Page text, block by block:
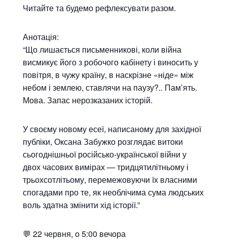
Читайте та будемо рефлексувати разом.
Анотація:
“Що лишається письменникові, коли війна
висмикує його з робочого кабінету і виносить у
повітря, в чужу країну, в наскрізне «ніде» між
небом і землею, ставлячи на паузу?.. Пам’ять.
Мова. Запас нерозказаних історій.
У своєму новому есеї, написаному для західної
публіки, Оксана Забужко розглядає витоки
сьогоднішньої російсько-української війни у
двох часових вимірах — тридцятилітньому і
трьохсотлітьому, перемежовуючи їх власними
спогадами про те, як необлічима сума людських
воль здатна змінити хід історії.”
💬 22 червня, о 5:00 вечора